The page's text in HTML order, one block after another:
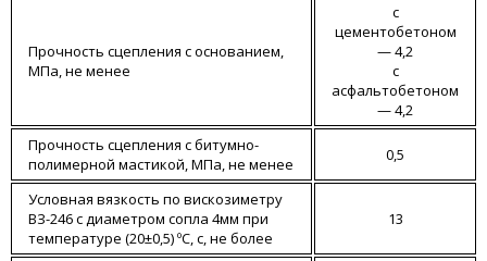
Прочность сцепления с основанием,
МПа, не менее
с
цементобетоном
— 4,2
с
асфальтобетоном
— 4,2
Прочность сцепления с битумно-
полимерной мастикой, МПа, не менее
0,5
Условная вязкость по вискозиметру
ВЗ-246 с диаметром сопла 4мм при
температуре (20±0,5) ºС, с, не более
13